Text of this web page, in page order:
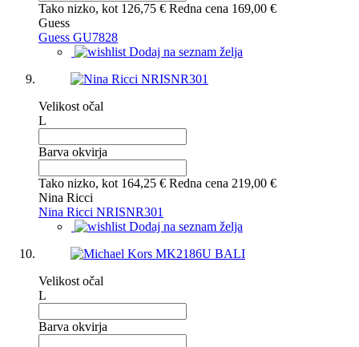
Tako nizko, kot 126,75 € Redna cena 169,00 €
Guess
Guess GU7828
Dodaj na seznam želja
Velikost očal
L
Barva okvirja
Tako nizko, kot 164,25 € Redna cena 219,00 €
Nina Ricci
Nina Ricci NRISNR301
Dodaj na seznam želja
Velikost očal
L
Barva okvirja